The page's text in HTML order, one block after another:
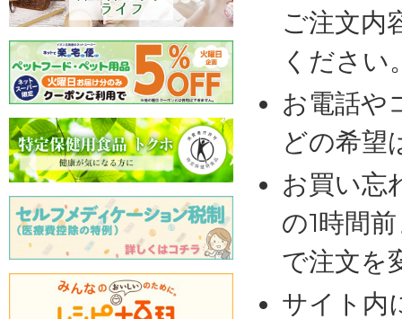
ご注文内
ください
お電話や
どの希望
お買い忘
の1時間
で注文を
サイト内